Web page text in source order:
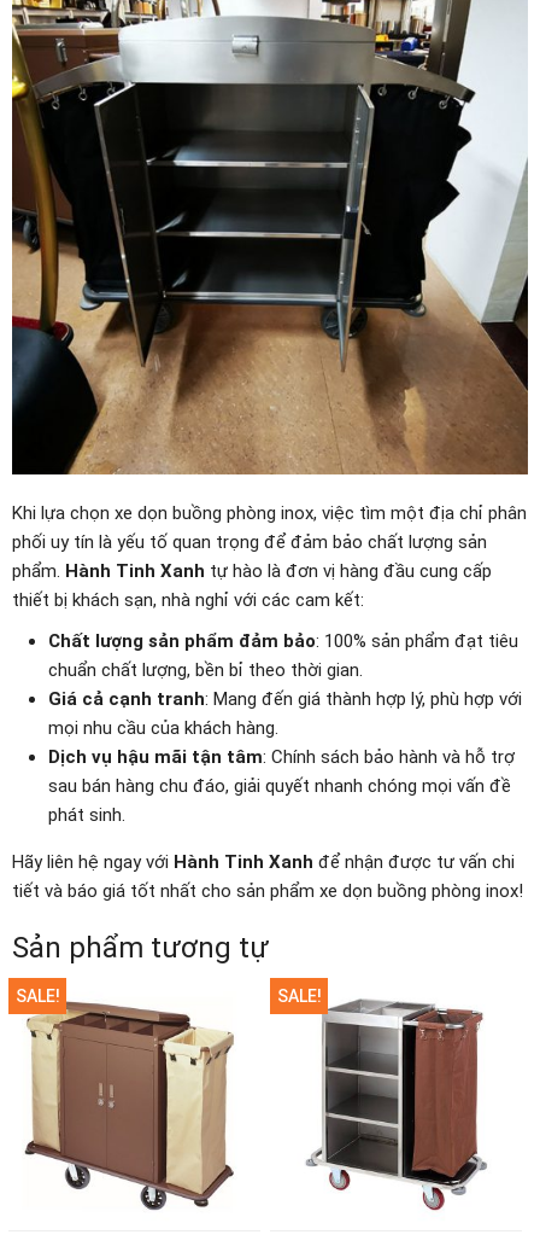
Khi lựa chọn xe dọn buồng phòng inox, việc tìm một địa chỉ phân
phối uy tín là yếu tố quan trọng để đảm bảo chất lượng sản
phẩm. Hành Tinh Xanh tự hào là đơn vị hàng đầu cung cấp
thiết bị khách sạn, nhà nghỉ với các cam kết:
Chất lượng sản phẩm đảm bảo: 100% sản phẩm đạt tiêu
chuẩn chất lượng, bền bỉ theo thời gian.
Giá cả cạnh tranh: Mang đến giá thành hợp lý, phù hợp với
mọi nhu cầu của khách hàng.
Dịch vụ hậu mãi tận tâm: Chính sách bảo hành và hỗ trợ
sau bán hàng chu đáo, giải quyết nhanh chóng mọi vấn đề
phát sinh.
Hãy liên hệ ngay với Hành Tinh Xanh để nhận được tư vấn chi
tiết và báo giá tốt nhất cho sản phẩm xe dọn buồng phòng inox!
Sản phẩm tương tự
SALE! SALE!